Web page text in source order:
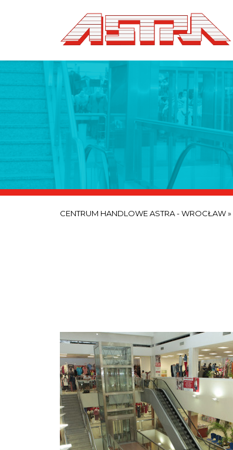
CENTRUM HANDLOWE ASTRA - WROCŁAW»